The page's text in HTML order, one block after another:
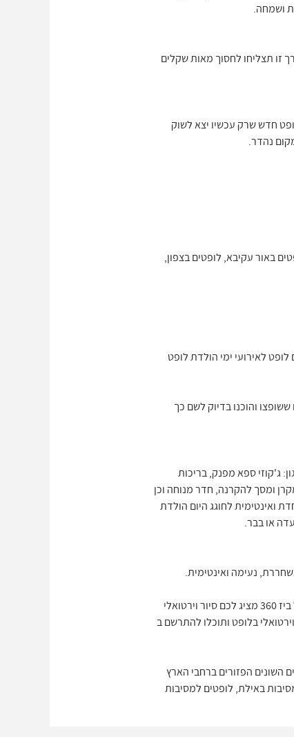
ושמחה.
זו תצליחו לחסוך מאות שקלים
חדש שרק עכשיו יצא לשוק
באור עקיבא, לופטים בצפון,
לאירועי ימי הולדת לופט
והוכנו בדיוק לשם כך
ג'קוזי ספא מפנק, בריכות
ומסך להקרנה, חדר מנוחה וכן
ואינטימית לחוגג היום הולדת
או בבר.
נעימה ואינטימית.
פורטל ביז 360 יציג בפניכם לופטים להשכרה למסיבות ימי הולדת במגוון הנרחב והמובחר מבין הלופטים הקיימים. פורטל ביז 360 מציג לכם סיור וירטואלי
בלופט ותוכלו להתרשם ב
השונים הפזורים ברחבי הארץ
למסיבות באילת, לופטים למסיבות